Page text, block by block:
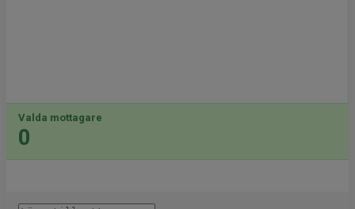
Valda mottagare
0